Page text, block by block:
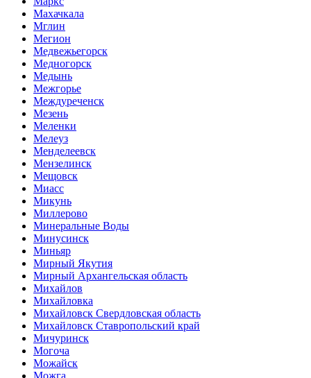
Махачкала
Мглин
Мегион
Медвежьегорск
Медногорск
Медынь
Межгорье
Междуреченск
Мезень
Меленки
Мелеуз
Менделеевск
Мензелинск
Мещовск
Миасс
Микунь
Миллерово
Минеральные Воды
Минусинск
Миньяр
Мирный Якутия
Мирный Архангельская область
Михайлов
Михайловка
Михайловск Свердловская область
Михайловск Ставропольский край
Мичуринск
Могоча
Можайск
Можга